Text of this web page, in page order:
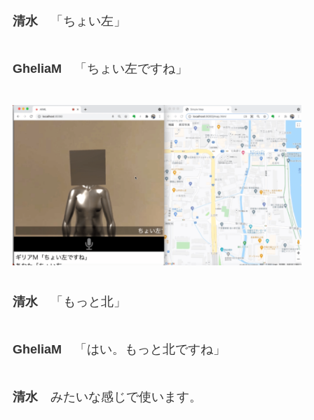
清水「ちょい左」
GheliaM 「ちょい左ですね」
清水「もっと北」
GheliaM 「はい。もっと北ですね」
清水みたいな感じで使います。